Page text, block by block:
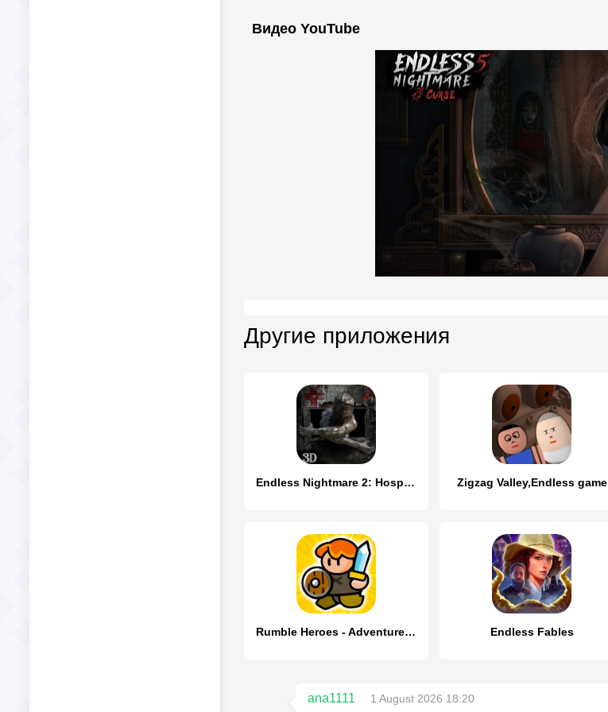
Видео YouTube
Другие приложения
Endless Nightmare 2: Hospital Zigzag Valley,Endless game
Rumble Heroes - Adventure RPG Endless Fables
ana1111 1 August 2026 18:20